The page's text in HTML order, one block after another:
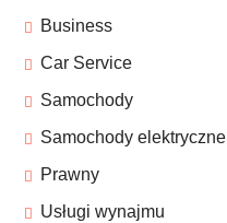
Business
Car Service
Samochody
Samochody elektryczne
Prawny
Usługi wynajmu